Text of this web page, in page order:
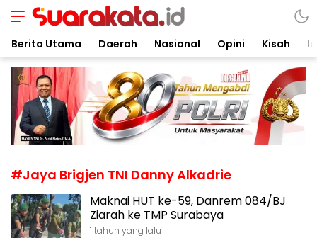
Suarakata.id
Kata Bicara Suara Bergerak
Berita Utama Daerah Nasional Opini Kisah
#Jaya Brigjen TNI Danny Alkadrie
Maknai HUT ke-59, Danrem 084/BJ
Ziarah ke TMP Surabaya
1 tahun yang lalu